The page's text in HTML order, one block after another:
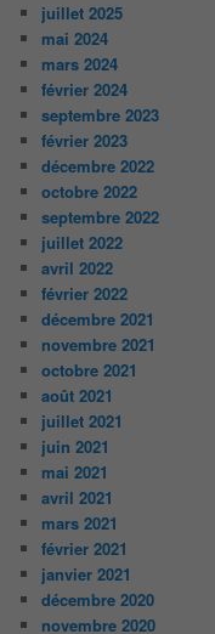
juillet 2025
mai 2024
mars 2024
février 2024
septembre 2023
février 2023
décembre 2022
octobre 2022
septembre 2022
juillet 2022
avril 2022
février 2022
décembre 2021
novembre 2021
octobre 2021
août 2021
juillet 2021
juin 2021
mai 2021
avril 2021
mars 2021
février 2021
janvier 2021
décembre 2020
novembre 2020